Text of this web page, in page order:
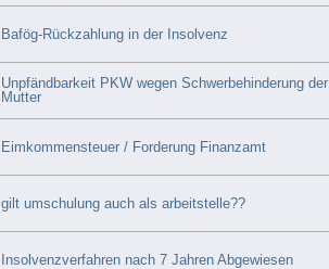
Bafög-Rückzahlung in der Insolvenz
Unpfändbarkeit PKW wegen Schwerbehinderung der
Mutter
Eimkommensteuer / Forderung Finanzamt
gilt umschulung auch als arbeitstelle??
Insolvenzverfahren nach 7 Jahren Abgewiesen